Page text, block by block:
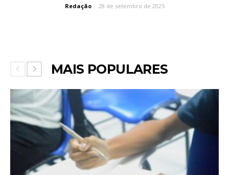
Redação - 28 de setembro de 2025
MAIS POPULARES